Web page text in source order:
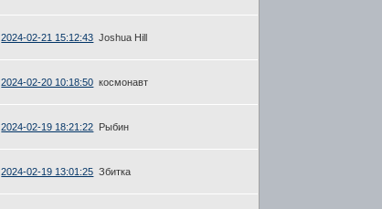
2024-02-21 15:12:43 Joshua Hill
2024-02-20 10:18:50 космонавт
2024-02-19 18:21:22 Рыбин
2024-02-19 13:01:25 Збитка